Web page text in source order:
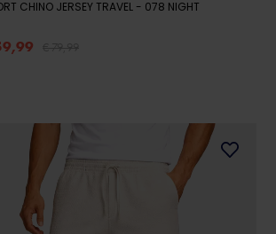
CHINO JERSEY TRAVEL - 078 NIGHT